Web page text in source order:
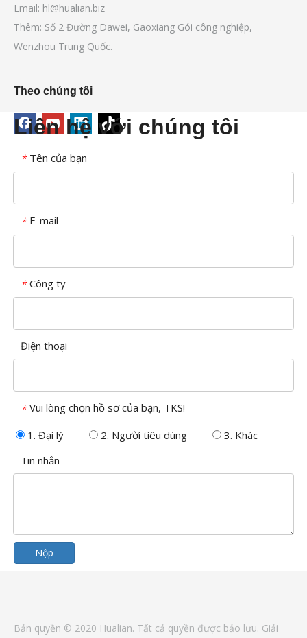
Email: hl@hualian.biz
Thêm: Số 2 Đường Dawei, Gaoxiang Gói công nghiệp,
Wenzhou Trung Quốc.
Theo chúng tôi
Liên hệ với chúng tôi
* Tên của bạn
* E-mail
* Công ty
Điện thoại
* Vui lòng chọn hồ sơ của bạn, TKS!
1. Đại lý
2. Người tiêu dùng
3. Khác
Tin nhắn
Nộp
Bản quyền © 2020 Hualian. Tất cả quyền được bảo lưu. Giải